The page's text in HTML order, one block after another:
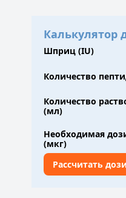
Калькулятор
Шприц (IU)
Количество
Количество
(мл)
Необходимая
(мкг)